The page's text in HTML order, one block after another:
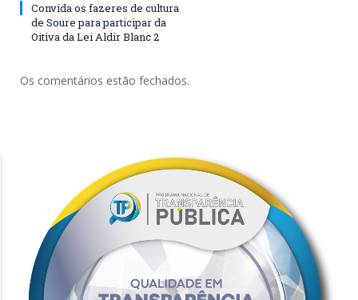
Convida os fazeres de cultura
de Soure para participar da
Oitiva da Lei Aldir Blanc 2
Os comentários estão fechados.